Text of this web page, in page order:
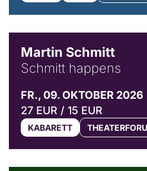
Martin Schmitt
Schmitt happens
FR., 09. OKTOBER 2026
27 EUR / 15 EUR
KABARETT